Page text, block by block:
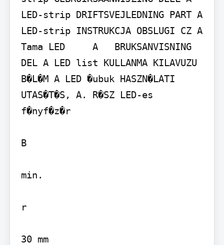
LED-strip DRIFTSVEJLEDNING PART A
LED-strip INSTRUKCJA OBSLUGI CZ A
Tama LED     A   BRUKSANVISNING
DEL A LED list KULLANMA KILAVUZU
B�L�M A LED �ubuk HASZN�LATI
UTAS�T�S, A. R�SZ LED-es
f�nyf�z�r
B
min.
r
30 mm